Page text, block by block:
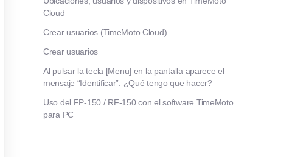
Cloud
Crear usuarios (TimeMoto Cloud)
Crear usuarios
Al pulsar la tecla [Menu] en la pantalla aparece el
mensaje “Identificar”. ¿Qué tengo que hacer?
Uso del FP-150 / RF-150 con el software TimeMoto
para PC